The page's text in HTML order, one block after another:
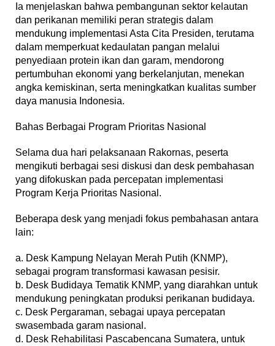
Ia menjelaskan bahwa pembangunan sektor kelautan
dan perikanan memiliki peran strategis dalam
mendukung implementasi Asta Cita Presiden, terutama
dalam memperkuat kedaulatan pangan melalui
penyediaan protein ikan dan garam, mendorong
pertumbuhan ekonomi yang berkelanjutan, menekan
angka kemiskinan, serta meningkatkan kualitas sumber
daya manusia Indonesia.
Bahas Berbagai Program Prioritas Nasional
Selama dua hari pelaksanaan Rakornas, peserta
mengikuti berbagai sesi diskusi dan desk pembahasan
yang difokuskan pada percepatan implementasi
Program Kerja Prioritas Nasional.
Beberapa desk yang menjadi fokus pembahasan antara
lain:
a. Desk Kampung Nelayan Merah Putih (KNMP),
sebagai program transformasi kawasan pesisir.
b. Desk Budidaya Tematik KNMP, yang diarahkan untuk
mendukung peningkatan produksi perikanan budidaya.
c. Desk Pergaraman, sebagai upaya percepatan
swasembada garam nasional.
d. Desk Rehabilitasi Pascabencana Sumatera, untuk